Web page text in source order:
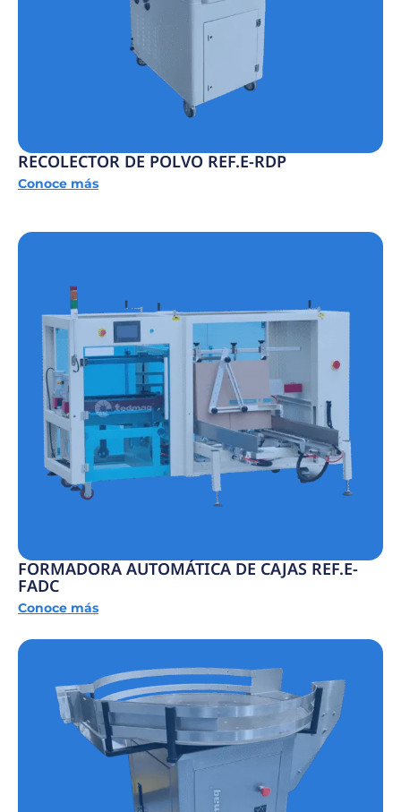
RECOLECTOR DE POLVO REF.E-RDP
Conoce más
FORMADORA AUTOMÁTICA DE CAJAS REF.E-
FADC
Conoce más